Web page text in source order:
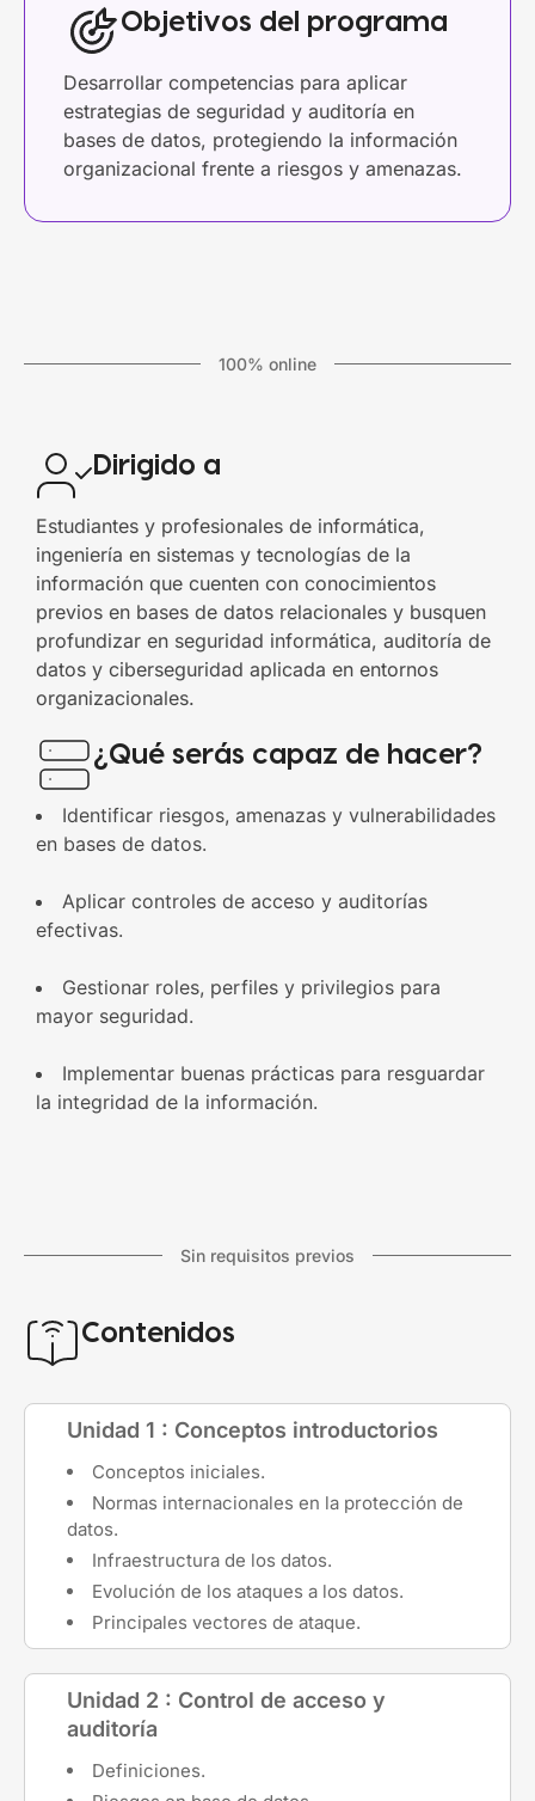
Objetivos del programa
Desarrollar competencias para aplicar
estrategias de seguridad y auditoría en
bases de datos, protegiendo la información
organizacional frente a riesgos y amenazas.
100% online
Dirigido a
Estudiantes y profesionales de informática,
ingeniería en sistemas y tecnologías de la
información que cuenten con conocimientos
previos en bases de datos relacionales y busquen
profundizar en seguridad informática, auditoría de
datos y ciberseguridad aplicada en entornos
organizacionales.
¿Qué serás capaz de hacer?
Identificar riesgos, amenazas y vulnerabilidades
en bases de datos.
Aplicar controles de acceso y auditorías
efectivas.
Gestionar roles, perfiles y privilegios para
mayor seguridad.
Implementar buenas prácticas para resguardar
la integridad de la información.
Sin requisitos previos
Contenidos
Unidad 1 : Conceptos introductorios
Conceptos iniciales.
Normas internacionales en la protección de
datos.
Infraestructura de los datos.
Evolución de los ataques a los datos.
Principales vectores de ataque.
Unidad 2 : Control de acceso y
auditoría
Definiciones.